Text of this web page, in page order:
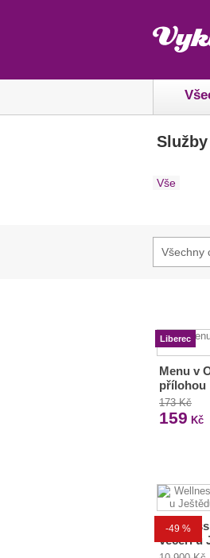
Služby
Vše
Všechny
Liberec
Menu v
přílohou
173 Kč
159 Kč
-49 %
večeří u